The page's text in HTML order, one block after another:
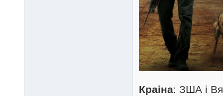
Краіна: ЗША і